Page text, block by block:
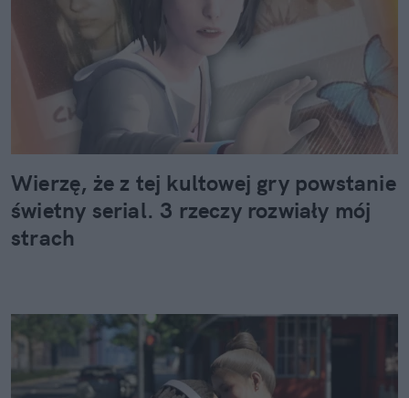
Wierzę, że z tej kultowej gry powstanie
świetny serial. 3 rzeczy rozwiały mój
strach